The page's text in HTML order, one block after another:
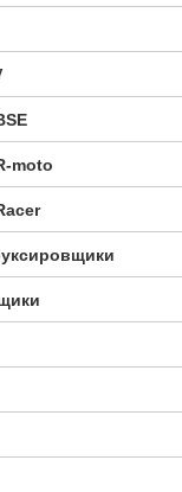
moto